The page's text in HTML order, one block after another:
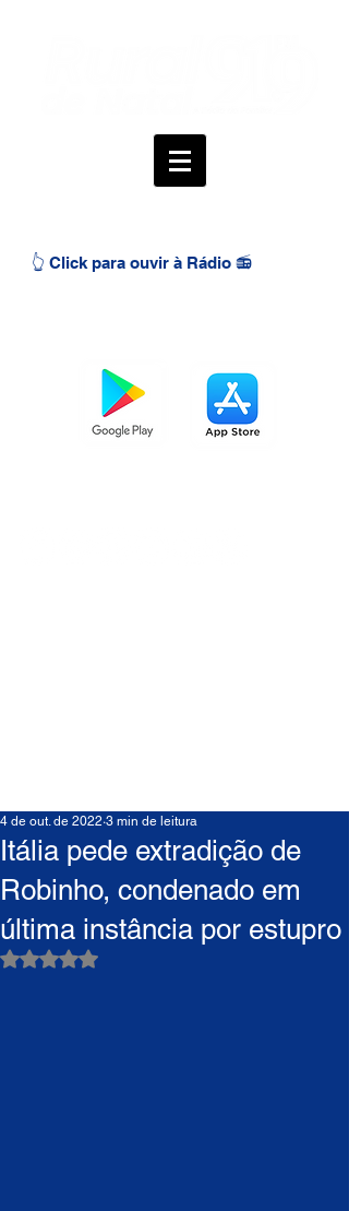
👆 Click para ouvir à Rádio 📻
Itália pede extradição de
Robinho, condenado em
última instância por estupro
4 de out. de 2022 3 min de leitura
Avaliado com NaN de 5 estrelas.